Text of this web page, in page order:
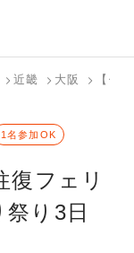
ら探す
近畿 大阪 【佐
復フェリ
り3日
1名参加OK